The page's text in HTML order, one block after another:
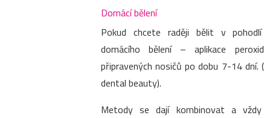
Domácí bělení
Pokud chcete raději bělit v
domácího bělení – aplikace
připravených nosičů po dobu 7-14 dní.
dental beauty).
Metody se dají kombinovat a